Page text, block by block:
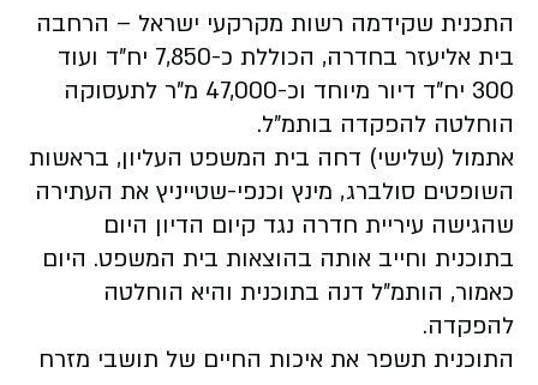
התכנית שקידמה רשות מקרקעי ישראל – הרחבה
בית אליעזר בחדרה, הכוללת כ-7,850 יח"ד ועוד
300 יח"ד דיור מיוחד וכ-47,000 מ"ר לתעסוקה
הוחלטה להפקדה בותמ"ל.
אתמול (שלישי) דחה בית המשפט העליון, בראשות
השופטים סולברג, מינץ וכנפי-שטייניץ את העתירה
שהגישה עיריית חדרה נגד קיום הדיון היום
בתוכנית וחייב אותה בהוצאות בית המשפט. היום
כאמור, הותמ"ל דנה בתוכנית והיא הוחלטה
להפקדה.
התוכנית תשפר את איכות החיים של תושבי מזרח